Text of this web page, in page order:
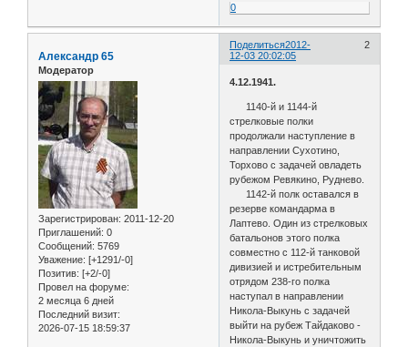
0
Поделиться 2
2012-
12-03 20:02:05
Александр 65
Модератор
Зарегистрирован: 2011-12-20
Приглашений: 0
Сообщений: 5769
Уважение: [+1291/-0]
Позитив: [+2/-0]
Провел на форуме:
2 месяца 6 дней
Последний визит:
2026-07-15 18:59:37
4.12.1941.
1140-й и 1144-й
стрелковые полки
продолжали наступление в
направлении Сухотино,
Торхово с задачей овладеть
рубежом Ревякино, Руднево.
1142-й полк оставался в
резерве командарма в
Лаптево. Один из стрелковых
батальонов этого полка
совместно с 112-й танковой
дивизией и истребительным
отрядом 238-го полка
наступал в направлении
Никола-Выкунь с задачей
выйти на рубеж Тайдаково -
Никола-Выкунь и уничтожить